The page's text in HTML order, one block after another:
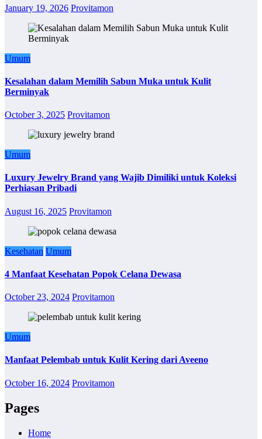
January 19, 2026 Provitamon
Umum
Kesalahan dalam Memilih Sabun Muka untuk Kulit
Berminyak
October 3, 2025 Provitamon
Umum
Luxury Jewelry Brand yang Wajib Dimiliki untuk Koleksi
Perhiasan Pribadi
August 16, 2025 Provitamon
Kesehatan Umum
4 Manfaat Kesehatan Popok Celana Dewasa
October 23, 2024 Provitamon
Umum
Manfaat Pelembab untuk Kulit Kering dari Aveeno
October 16, 2024 Provitamon
Pages
Home